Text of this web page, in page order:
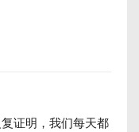
证明，我们每天都